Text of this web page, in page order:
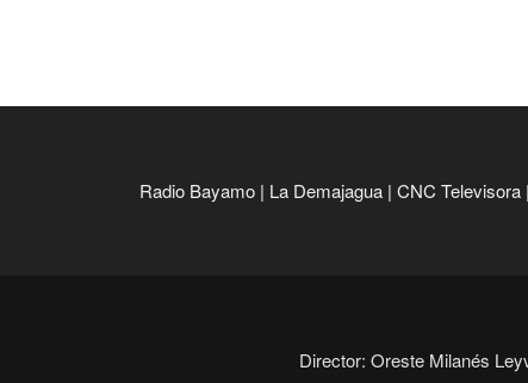
Radio Bayamo | La Demajagua | CNC Televisora |
Director: Oreste Milanés